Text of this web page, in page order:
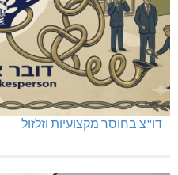
דו"צ בחוסר מקצועיות וזלזול